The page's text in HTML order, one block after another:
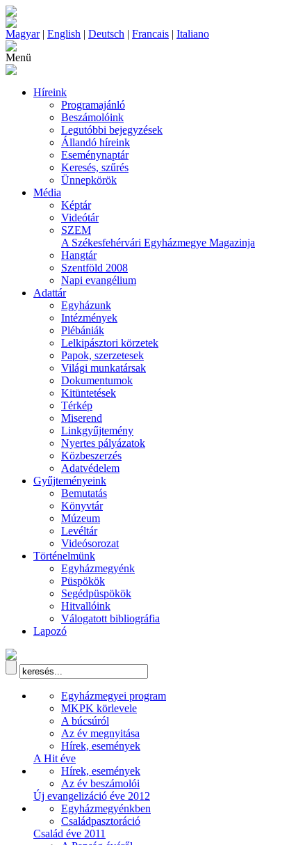
Magyar| English | Deutsch | Francais | Italiano
Menü
Híreink
Programajánló
Beszámolóink
Legutóbbi bejegyzések
Állandó híreink
Eseménynaptár
Keresés, szűrés
Ünnepkörök
Média
Képtár
Videótár
SZEM
A Székesfehérvári Egyházmegye Magazinja
Hangtár
Szentföld 2008
Napi evangélium
Adattár
Egyházunk
Intézmények
Plébániák
Lelkipásztori körzetek
Papok, szerzetesek
Világi munkatársak
Dokumentumok
Kitüntetések
Térkép
Miserend
Linkgyűjtemény
Nyertes pályázatok
Közbeszerzés
Adatvédelem
Gyűjteményeink
Bemutatás
Könyvtár
Múzeum
Levéltár
Videósorozat
Történelmünk
Egyházmegyénk
Püspökök
Segédpüspökök
Hitvallóink
Válogatott bibliográfia
Lapozó
Egyházmegyei program
MKPK körlevele
A búcsúról
Az év megnyitása
Hírek, események
A Hit éve
Hírek, események
Az év beszámolói
Új evangelizáció éve 2012
Egyházmegyénkben
Családpasztoráció
Család éve 2011